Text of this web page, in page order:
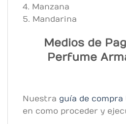
4. Manzana
5. Mandarina
Medios de
Perfume
Nuestra guía de compra
en como proceder y